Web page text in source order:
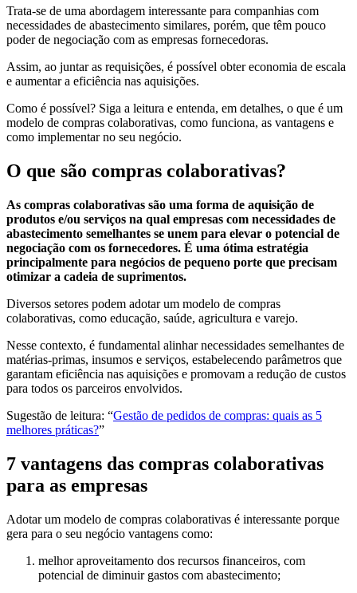
Trata-se de uma abordagem interessante para companhias com
necessidades de abastecimento similares, porém, que têm pouco
poder de negociação com as empresas fornecedoras.
Assim, ao juntar as requisições, é possível obter economia de escala
e aumentar a eficiência nas aquisições.
Como é possível? Siga a leitura e entenda, em detalhes, o que é um
modelo de compras colaborativas, como funciona, as vantagens e
como implementar no seu negócio.
O que são compras colaborativas?
As compras colaborativas são uma forma de aquisição de
produtos e/ou serviços na qual empresas com necessidades de
abastecimento semelhantes se unem para elevar o potencial de
negociação com os fornecedores. É uma ótima estratégia
principalmente para negócios de pequeno porte que precisam
otimizar a cadeia de suprimentos.
Diversos setores podem adotar um modelo de compras
colaborativas, como educação, saúde, agricultura e varejo.
Nesse contexto, é fundamental alinhar necessidades semelhantes de
matérias-primas, insumos e serviços, estabelecendo parâmetros que
garantam eficiência nas aquisições e promovam a redução de custos
para todos os parceiros envolvidos.
Sugestão de leitura: “Gestão de pedidos de compras: quais as 5
melhores práticas?”
7 vantagens das compras colaborativas
para as empresas
Adotar um modelo de compras colaborativas é interessante porque
gera para o seu negócio vantagens como:
melhor aproveitamento dos recursos financeiros, com
potencial de diminuir gastos com abastecimento;